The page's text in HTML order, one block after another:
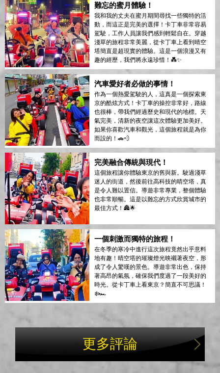
難忘的蜜月體驗！
我和我的丈夫在蜜月期間尋找一些獨特的活
動，而這正是完美的選擇！卡丁車非常容易
駕駛，工作人員讓我們感到輕鬆自在。穿越
淺草的旅程非常美麗，從卡丁車上看到晴空
塔簡直是超現實的體驗。這是一個浪漫又有
趣的經歷，我們將永遠珍惜！💑✨
汽車愛好者必做的事情！
作為一個熱愛駕駛的人，這真是一個探索東
京的酷炫方式！卡丁車的操控非常好，路線
也很棒，帶我們經過歷史和現代的地標。天
氣完美，清新的夜空讓這次體驗更加美好。
如果你喜歡汽車和觀光，這個旅程就是為你
而設的！🚗💨
完美融合傳統與現代！
這個旅程讓你體驗東京的舊與新。駛過淺草
迷人的街道，然後前往高科技的晴空塔，真
是令人難以置信。導遊非常專業，整個體驗
也非常順暢。這是以難忘的方式欣賞城市的
最佳方式！🏯🌟
一個刺激而獨特的旅程！
在冬季的寒冷中進行這次旅程竟然出乎意料
地有趣！晴空塔的璀璨燈光映襯著夜空，形
成了令人驚嘆的景色。導遊非常出色，保持
著高昂的氣氛，確保我們度過了一段美好的
時光。從卡丁車上看東京？簡直不可思議！
❄️🏎
更多評論